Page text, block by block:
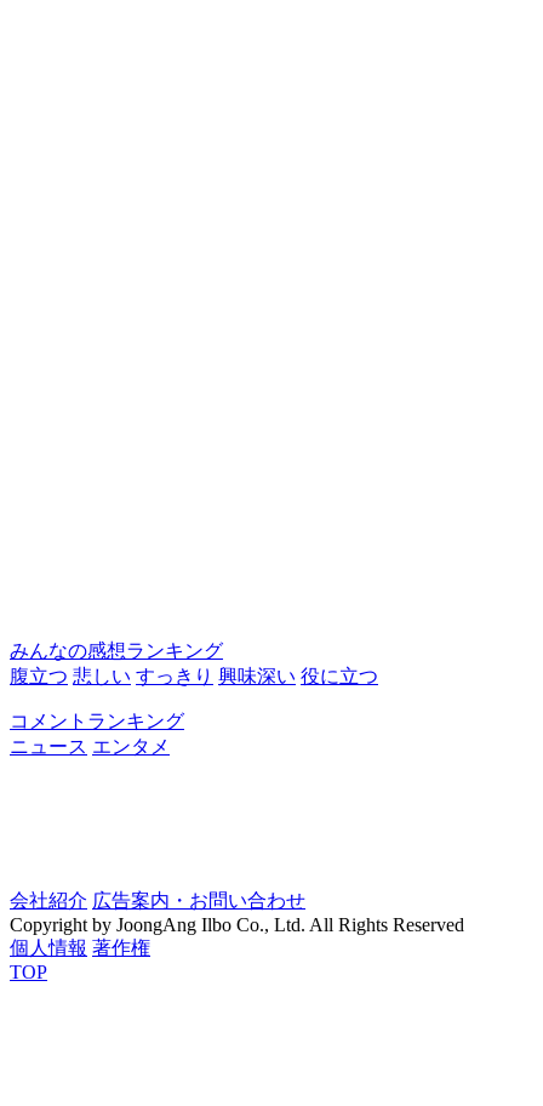
みんなの感想ランキング
腹立つ 悲しい すっきり 興味深い 役に立つ
コメントランキング
ニュース エンタメ
会社紹介 広告案内・お問い合わせ
Copyright by JoongAng Ilbo Co., Ltd. All Rights Reserved
個人情報 著作権
TOP